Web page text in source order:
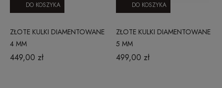
ZŁOTE KULKI DIAMENTOWANE
4 MM
449,00 zł
DO KOSZYKA
ZŁOTE KULKI DIAMENTOWANE
5 MM
499,00 zł
DO KOSZYKA